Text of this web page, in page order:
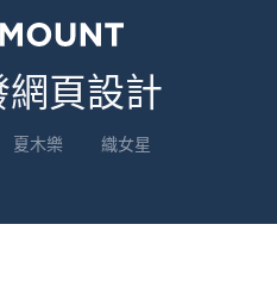
頁設計
夏木樂 織女星